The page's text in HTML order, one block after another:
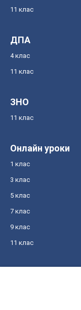
11 клас
ДПА
4 клас
11 клас
ЗНО
11 клас
Онлайн уроки
1 клас
3 клас
5 клас
7 клас
9 клас
11 клас